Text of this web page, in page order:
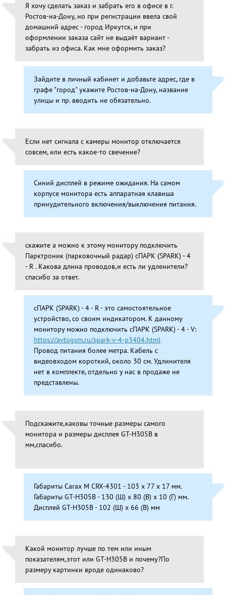
Я хочу сделать заказ и забрать его в офисе в г.
Ростов-на-Дону, но при регистрации ввела свой
домашний адрес - город Иркутск, и при
оформлении заказа сайт не выдаёт вариант -
забрать из офиса. Как мне оформить заказ?
Зайдите в личный кабинет и добавьте адрес, где в
графе "город" укажите Ростов-на-Дону, название
улицы и пр. вводить не обязательно.
Если нет сигнала с камеры монитор отключается
совсем, или есть какое-то свечение?
Синий дисплей в режиме ожидания. На самом
корпусе монитора есть аппаратная клавиша
принудительного включения/выключения питания.
скажите а можно к этому монитору подключить
Парктроник (парковочный радар) сПАРК (SPARK) - 4
- R . Какова длина проводов,и есть ли удленители?
спасибо за ответ.
сПАРК (SPARK) - 4 - R - это самостоятельное
устройство, со своим индикатором. К данному
монитору можно подключить сПАРК (SPARK) - 4 - V:
https://avtogsm.ru/spark-v-4-p3404.html
Провод питания более метра. Кабель с
видеовходом короткий, около 30 см. Удлинителя
нет в комплекте, отдельно у нас в продаже не
представлены.
Подскажите,каковы точные размеры самого
монитора и размеры дисплея GT-H305B в
мм,спасибо.
Габариты Carax M CRX-4301 - 103 х 77 х 17 мм.
Габариты GT-H305B - 130 (Ш) х 80 (В) х 10 (Г) мм.
Дисплей GT-H305B - 102 (Ш) х 66 (В) мм
Какой монитор лучше по тем или иным
показателям,этот или GT-H305B и почему?По
размеру картинки вроде одинаково?